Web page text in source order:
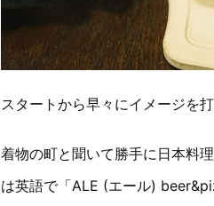
スタートから早々にイメージを
着物の町と聞いて勝手に日本料
は英語で「ALE (エール)